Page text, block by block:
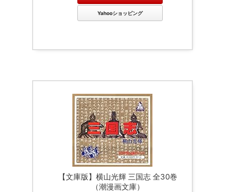
Yahooショッピング
【文庫版】横山光輝 三国志 全30巻
（潮漫画文庫）